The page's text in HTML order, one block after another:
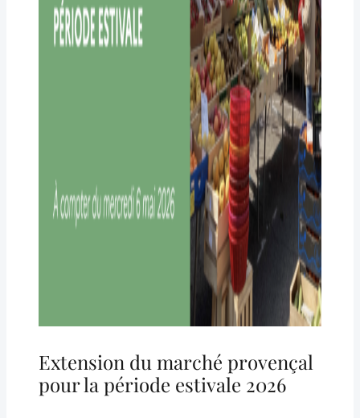
Extension du marché provençal
pour la période estivale 2026